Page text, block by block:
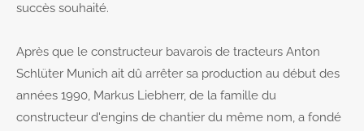
succès souhaité.
Après que le constructeur bavarois de tracteurs Anton
Schlüter Munich ait dû arrêter sa production au début des
années 1990, Markus Liebherr, de la famille du
constructeur d'engins de chantier du même nom, a fondé